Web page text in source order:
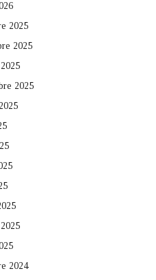
2025
2025
2025
2024